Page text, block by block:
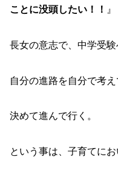
ことに没頭したい！！ 』
長女の意志で、中学受
自分の進路を自分で考え
決めて進んで行く。
という事は、子育てにお